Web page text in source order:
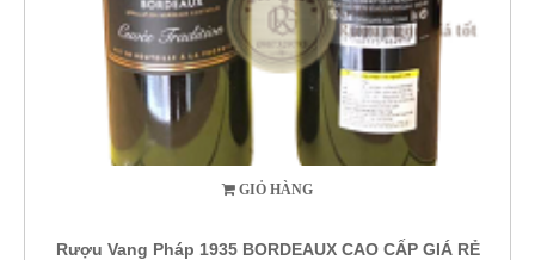
GIỎ HÀNG
Rượu Vang Pháp 1935 BORDEAUX CAO CẤP GIÁ RẺ